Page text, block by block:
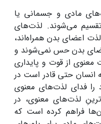
مادی و جسمانی یا
می‌شوند. لذت‌های
اعضای بدن همراه‌اند،
بدن حس نمی‌شوند و
معنوی از قوت و پایداری
انسان حتی قادر است در
را فدای لذت‌های معنوی
لذت‌های معنوی، در
فراهم کرده است که